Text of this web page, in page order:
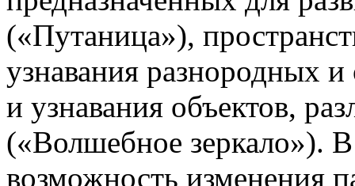
(«Путаница»),
узнавания разнородных
и узнавания объектов,
(«Волшебное зеркало»).
возможность изменения